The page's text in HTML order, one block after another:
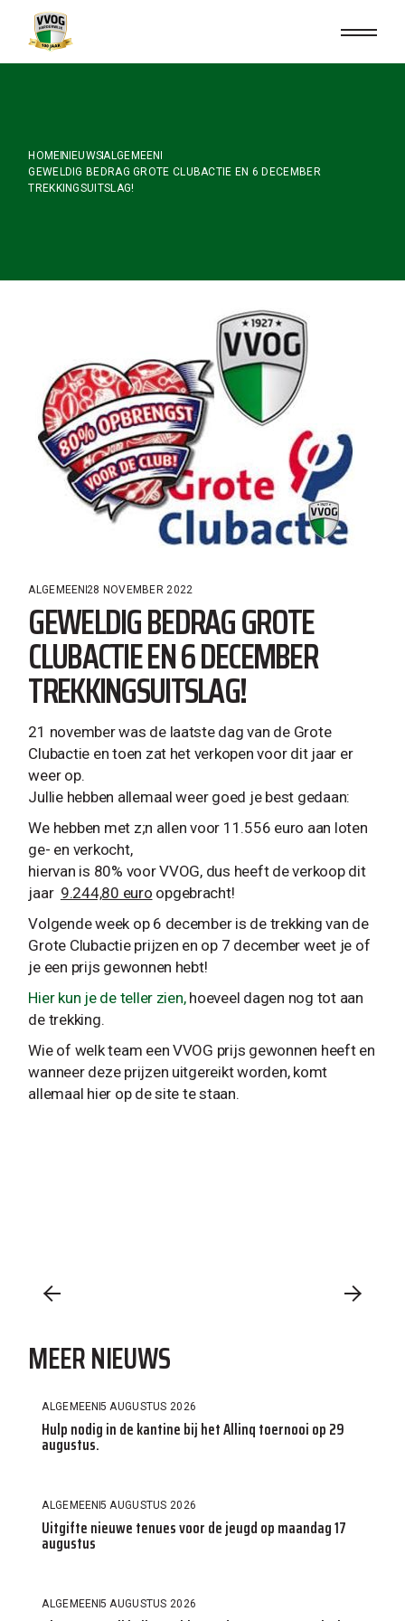
content
HOME NIEUWSALGEMEEN
GEWELDIG BEDRAG GROTE CLUBACTIE EN 6 DECEMBER
TREKKINGSUITSLAG!
ALGEMEEN 28 NOVEMBER 2022
GEWELDIG BEDRAG GROTE
CLUBACTIE EN 6 DECEMBER
TREKKINGSUITSLAG!
21 november was de laatste dag van de Grote
Clubactie en toen zat het verkopen voor dit jaar er
weer op.
Jullie hebben allemaal weer goed je best gedaan:
We hebben met z;n allen voor 11.556 euro aan loten
ge- en verkocht,
hiervan is 80% voor VVOG, dus heeft de verkoop dit
jaar 9.244,80 euro opgebracht!
Volgende week op 6 december is de trekking van de
Grote Clubactie prijzen en op 7 december weet je of
je een prijs gewonnen hebt!
Hier kun je de teller zien,hoeveel dagen nog tot aan
de trekking.
Wie of welk team een VVOG prijs gewonnen heeft en
wanneer deze prijzen uitgereikt worden, komt
allemaal hier op de site te staan.
MEER NIEUWS
ALGEMEEN5 AUGUSTUS 2026
Hulp nodig in de kantine bij het Allinq toernooi op 29
augustus.
ALGEMEEN5 AUGUSTUS 2026
Uitgifte nieuwe tenues voor de jeugd op maandag 17
augustus
ALGEMEEN5 AUGUSTUS 2026